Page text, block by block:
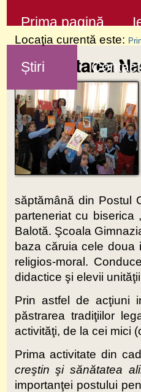
la
conţinut
Sari
la
navigare
Prima pagină
Știri Contact
Locaţia curentă este:
În aşteptarea
săptămână din Postul
parteneriat cu biserica
Balotă. Şcoala
baza căruia cele doua
religios-moral.
didactice şi elevii
Prin astfel de acţiuni
păstrarea tradiţiilor
activităţi, de la cei mici
Prima activitate din
creştin şi sănătatea
importanţei postului